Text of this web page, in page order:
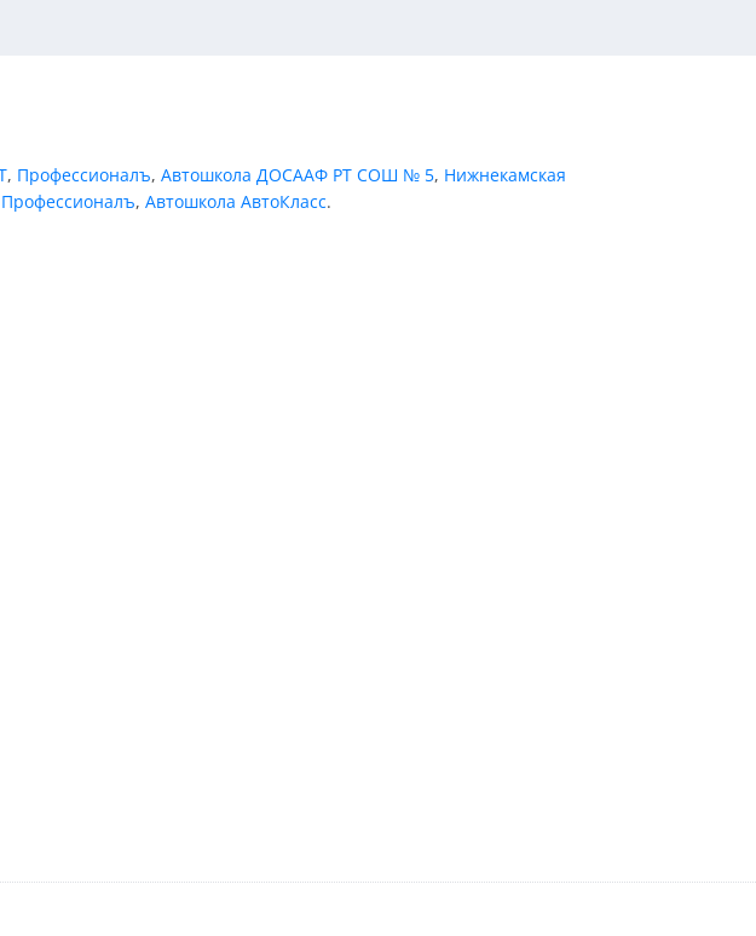
, Профессионалъ, Автошкола ДОСААФ РТ СОШ № 5, Нижнекамская
Профессионалъ, Автошкола АвтоКласс.